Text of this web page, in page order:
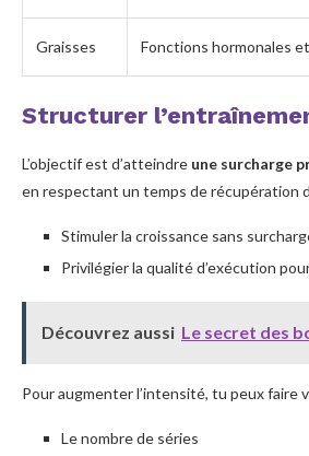
Graisses Fonctions hormonales
Structurer
L’objectif est d’atteindre une surcharge
en respectant un temps de récupération
Stimuler la croissance sans
Privilégier la qualité d’exécution
Découvrez aussi Le secret des
Pour augmenter l’intensité, tu peux faire
Le nombre de séries